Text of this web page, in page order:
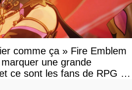
comme ça » Fire Emblem
une grande
ce sont les fans de RPG en